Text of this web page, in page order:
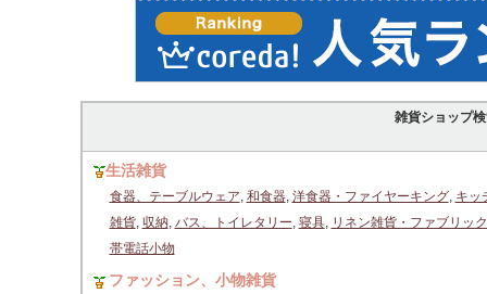
雑貨ショップ
生活雑貨
食器、テーブルウェア, 和食器, 洋食器・ファイヤーキング, キッ
雑貨, 収納, バス、トイレタリー, 寝具, リネン雑貨・ファブリック
帯電話小物
ファッション、小物雑貨